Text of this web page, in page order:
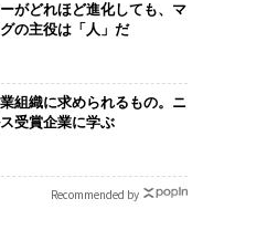
がどれほど進化しても、マ
の主役は「人」だ
組織に求められるもの。ニ
受賞企業に学ぶ
Recommended by